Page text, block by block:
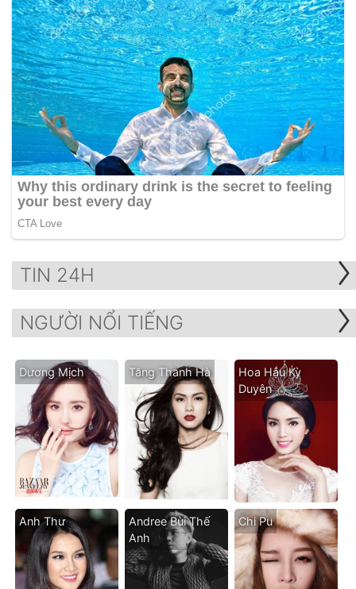
TIN 24H
NGƯỜI NỔI TIẾNG
Dương Mịch Tăng Thanh Hà
Hoa Hậu Kỳ
Duyên
Anh Thư
Andree Bùi Thế
Anh
Chi Pu